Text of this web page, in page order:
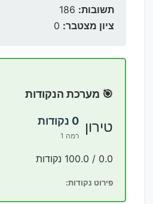
תשובות:
ציון מצטבר:
🎯 מערכת הנקודות
טירון 0 נקודות
רמה 1
0.0 / 100.0 נקודות
פירוט נקודות: